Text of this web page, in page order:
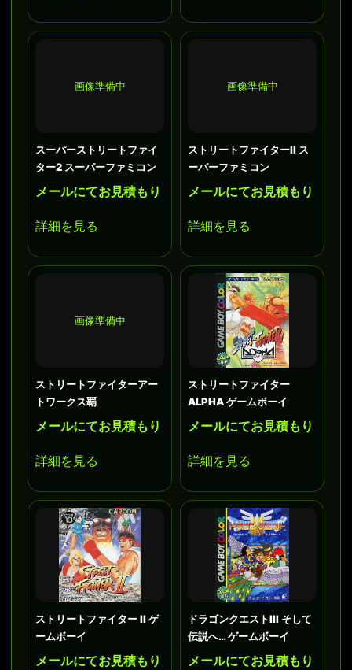
画像準備中
スーパーストリートファイ
ター2 スーパーファミコン
メールにてお見積もり
詳細を見る
画像準備中
ストリートファイターII ス
ーパーファミコン
メールにてお見積もり
詳細を見る
画像準備中
ストリートファイターアー
トワークス覇
メールにてお見積もり
詳細を見る
ストリートファイター
ALPHA ゲームボーイ
メールにてお見積もり
詳細を見る
ストリートファイター II ゲ
ームボーイ
メールにてお見積もり
ドラゴンクエストIII そして
伝説へ… ゲームボーイ
メールにてお見積もり